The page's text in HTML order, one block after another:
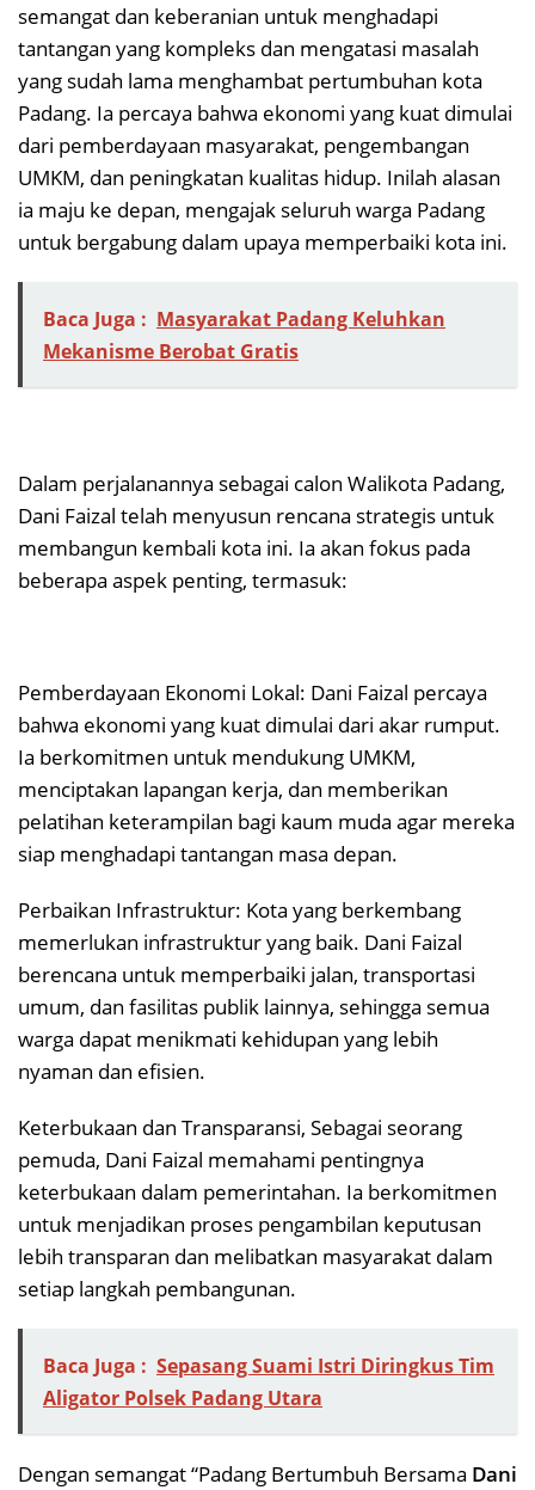
semangat dan keberanian untuk menghadapi
tantangan yang kompleks dan mengatasi masalah
yang sudah lama menghambat pertumbuhan kota
Padang. Ia percaya bahwa ekonomi yang kuat dimulai
dari pemberdayaan masyarakat, pengembangan
UMKM, dan peningkatan kualitas hidup. Inilah alasan
ia maju ke depan, mengajak seluruh warga Padang
untuk bergabung dalam upaya memperbaiki kota ini.
Baca Juga : Masyarakat Padang Keluhkan
Mekanisme Berobat Gratis
Dalam perjalanannya sebagai calon Walikota Padang,
Dani Faizal telah menyusun rencana strategis untuk
membangun kembali kota ini. Ia akan fokus pada
beberapa aspek penting, termasuk:
Pemberdayaan Ekonomi Lokal: Dani Faizal percaya
bahwa ekonomi yang kuat dimulai dari akar rumput.
Ia berkomitmen untuk mendukung UMKM,
menciptakan lapangan kerja, dan memberikan
pelatihan keterampilan bagi kaum muda agar mereka
siap menghadapi tantangan masa depan.
Perbaikan Infrastruktur: Kota yang berkembang
memerlukan infrastruktur yang baik. Dani Faizal
berencana untuk memperbaiki jalan, transportasi
umum, dan fasilitas publik lainnya, sehingga semua
warga dapat menikmati kehidupan yang lebih
nyaman dan efisien.
Keterbukaan dan Transparansi, Sebagai seorang
pemuda, Dani Faizal memahami pentingnya
keterbukaan dalam pemerintahan. Ia berkomitmen
untuk menjadikan proses pengambilan keputusan
lebih transparan dan melibatkan masyarakat dalam
setiap langkah pembangunan.
Baca Juga : Sepasang Suami Istri Diringkus Tim
Aligator Polsek Padang Utara
Dengan semangat “Padang Bertumbuh Bersama Dani